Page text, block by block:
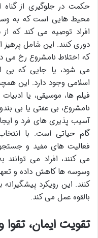
حکمت در جلوگیری از
محیط هایی است که به
افراد توصیه می کند که از
دوری کنند. این شامل
که اختلاط نامشروع رخ می
می شود، یا جایی که بی
اسلامی وجود دارد. این
فیلم ها، موسیقی، یا
نامشروع، بی عفتی یا بی
آسیب پذیری های فرد و
گام حیاتی است. با
فعالیت های مفید و
می کنند، افراد می
وسوسه ها کاهش داده و
کنند. این رویکرد
بالقوه عمل می کند.
تقویت ایمان،